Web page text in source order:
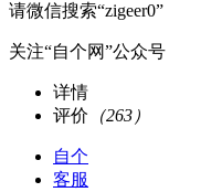
请微信搜索“zigeer0”
关注“自个网”公众号
详情
评价 （263）
自个
客服